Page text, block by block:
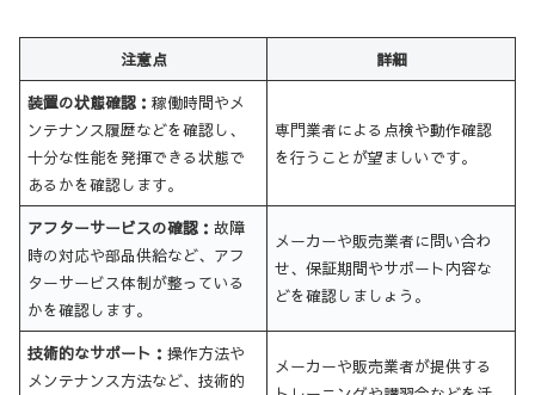
注意点 詳細
装置の状態確認：稼働時間やメ
ンテナンス履歴などを確認し、
十分な性能を発揮できる状態で
あるかを確認します。
専門業者による点検や動作確認
を行うことが望ましいです。
アフターサービスの確認：故障
時の対応や部品供給など、アフ
ターサービス体制が整っている
かを確認します。
メーカーや販売業者に問い合わ
せ、保証期間やサポート内容な
どを確認しましょう。
技術的なサポート：操作方法や
メンテナンス方法など、技術的
メーカーや販売業者が提供する